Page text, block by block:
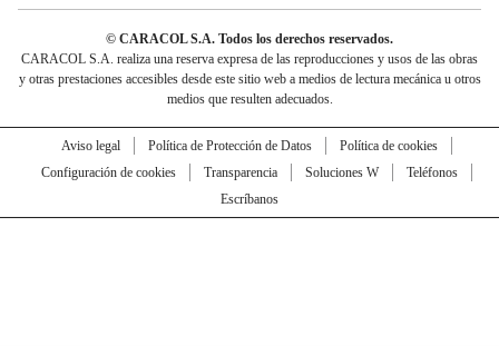
© CARACOL S.A. Todos los derechos reservados.
CARACOL S.A. realiza una reserva expresa de las reproducciones y usos de las obras
y otras prestaciones accesibles desde este sitio web a medios de lectura mecánica u otros
medios que resulten adecuados.
Aviso legal Política de Protección de Datos
Política de cookies
Configuración de cookies
Transparencia Soluciones W
Teléfonos
Escríbanos